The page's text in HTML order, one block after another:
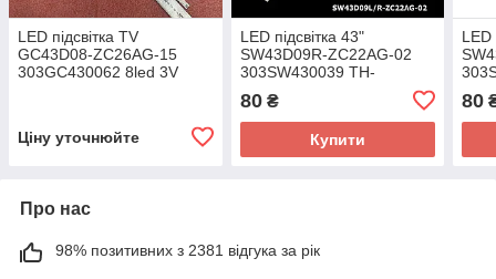
LED підсвітка TV
GC43D08-ZC26AG-15
303GC430062 8led 3V
Ціну уточнюйте
LED підсвітка 43"
SW43D09R-ZC22AG-02
303SW430039 TH-
80₴
Купити
LED
80
Про нас
98% позитивних з 2381 відгука за рік